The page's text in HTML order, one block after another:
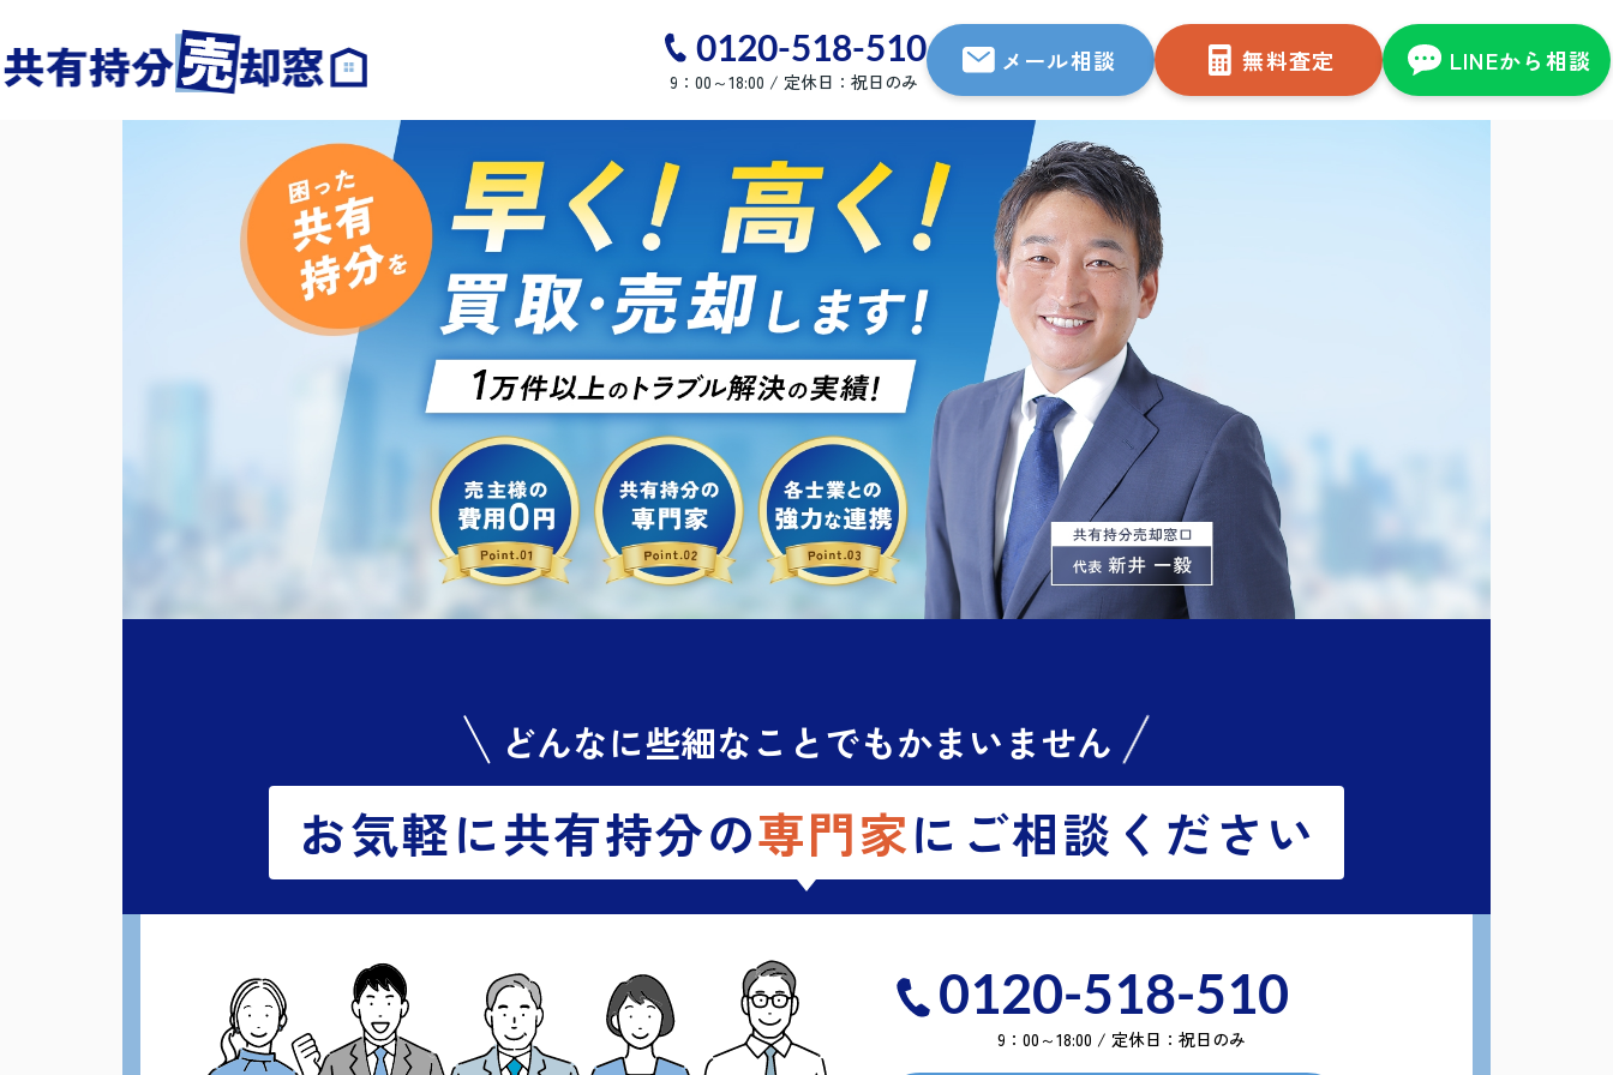
0120-518-510
9：00～18:00 / 定休日：祝日のみ
メール相談 無料査定 LINEから相談
どんなに些細なことでもかまいません
お気軽に共有持分の専門家にご相談ください
0120-518-510
9：00～18:00 / 定休日：祝日のみ